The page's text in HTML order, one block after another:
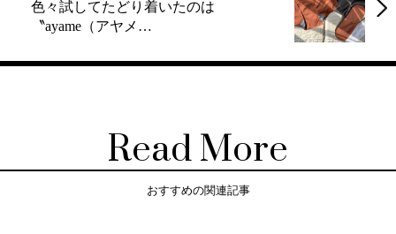
色々試してたどり着いたのは
〝ayame（アヤメ…
Read More
おすすめの関連記事